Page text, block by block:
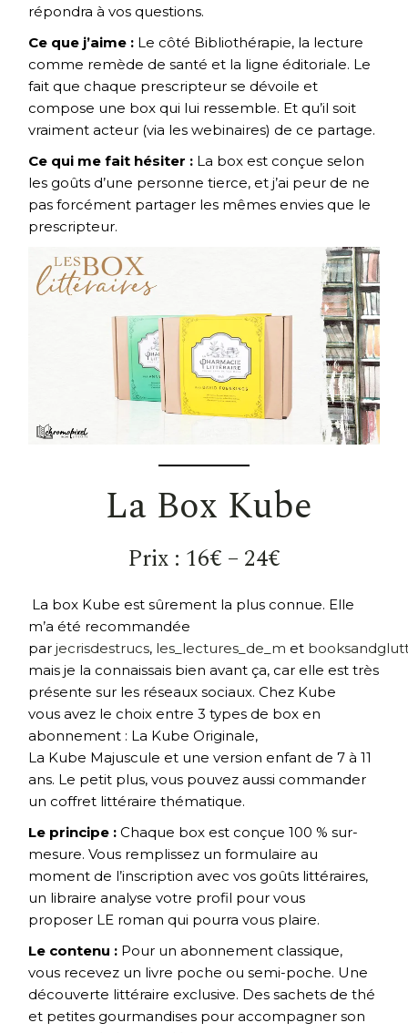
répondra à vos questions.
Ce que j’aime : Le côté Bibliothérapie, la lecture
comme remède de santé et la ligne éditoriale. Le
fait que chaque prescripteur se dévoile et
compose une box qui lui ressemble. Et qu’il soit
vraiment acteur (via les webinaires) de ce partage.
Ce qui me fait hésiter : La box est conçue selon
les goûts d’une personne tierce, et j’ai peur de ne
pas forcément partager les mêmes envies que le
prescripteur.
La Box Kube
Prix : 16€ – 24€
La box Kube est sûrement la plus connue. Elle
m’a été recommandée
parjecrisdestrucs, les_lectures_de_m et
mais je la connaissais bien avant ça, car elle est très
présente sur les réseaux sociaux. Chez Kube
vous avez le choix entre 3 types de box en
abonnement : La Kube Originale,
La Kube Majuscule et une version enfant de 7 à 11
ans. Le petit plus, vous pouvez aussi commander
un coffret littéraire thématique.
Le principe : Chaque box est conçue 100 % sur-
mesure. Vous remplissez un formulaire au
moment de l’inscription avec vos goûts littéraires,
un libraire analyse votre profil pour vous
proposer LE roman qui pourra vous plaire.
Le contenu : Pour un abonnement classique,
vous recevez un livre poche ou semi-poche. Une
découverte littéraire exclusive. Des sachets de thé
et petites gourmandises pour accompagner son